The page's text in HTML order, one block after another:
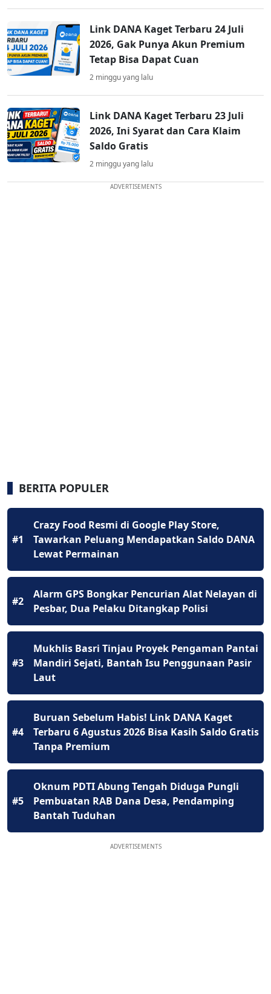
Link DANA Kaget Terbaru 24 Juli
2026, Gak Punya Akun Premium
Tetap Bisa Dapat Cuan
2 minggu yang lalu
Link DANA Kaget Terbaru 23 Juli
2026, Ini Syarat dan Cara Klaim
Saldo Gratis
2 minggu yang lalu
ADVERTISEMENTS
BERITA POPULER
#1
Crazy Food Resmi di Google Play Store,
Tawarkan Peluang Mendapatkan Saldo DANA
Lewat Permainan
#2
Alarm GPS Bongkar Pencurian Alat Nelayan di
Pesbar, Dua Pelaku Ditangkap Polisi
#3
Mukhlis Basri Tinjau Proyek Pengaman Pantai
Mandiri Sejati, Bantah Isu Penggunaan Pasir
Laut
#4
Buruan Sebelum Habis! Link DANA Kaget
Terbaru 6 Agustus 2026 Bisa Kasih Saldo Gratis
Tanpa Premium
#5
Oknum PDTI Abung Tengah Diduga Pungli
Pembuatan RAB Dana Desa, Pendamping
Bantah Tuduhan
ADVERTISEMENTS